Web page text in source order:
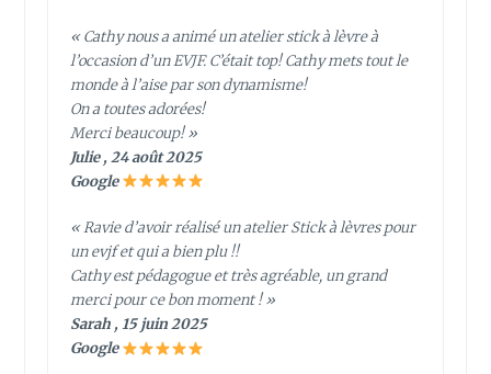
« Cathy nous a animé un atelier stick à lèvre à
l’occasion d’un EVJF. C’était top! Cathy mets tout le
monde à l’aise par son dynamisme!
On a toutes adorées!
Merci beaucoup! »
Julie , 24 août 2025
Google
« Ravie d’avoir réalisé un atelier Stick à lèvres pour
un evjf et qui a bien plu !!
Cathy est pédagogue et très agréable, un grand
merci pour ce bon moment ! »
Sarah , 15 juin 2025
Google